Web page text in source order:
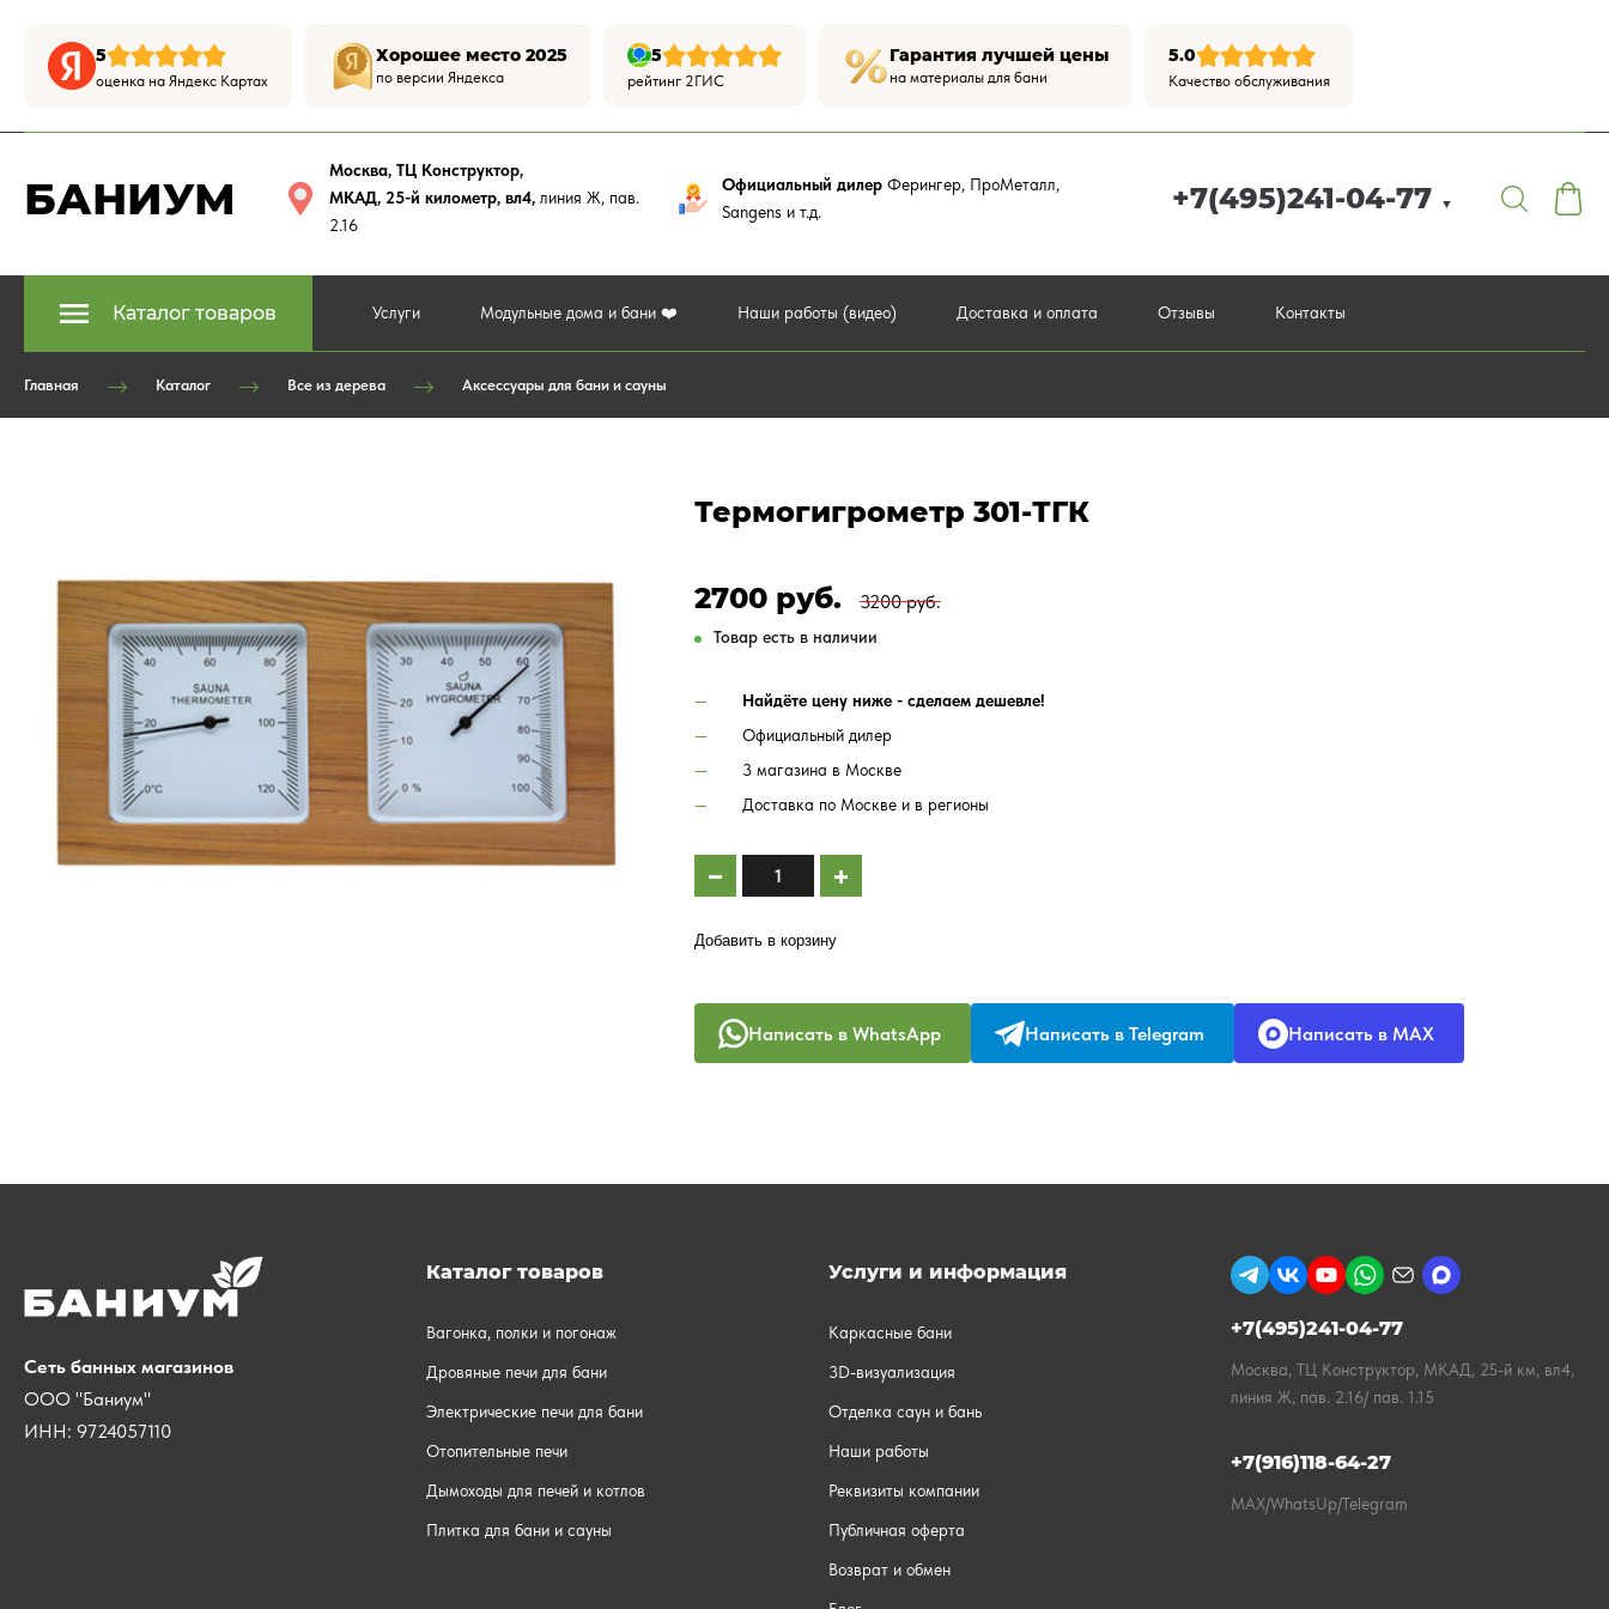
5
оценка на Яндекс Картах
Хорошее место 2025
по версии Яндекса
5
рейтинг 2ГИС
Гарантия лучшей цены
на материалы для бани
5.0
Качество обслуживания
БАНИУМ
Москва, ТЦ Конструктор,
МКАД, 25-й километр, вл4, линия Ж, пав.
2.16
Официальный дилер Ферингер, ПроМеталл,
Sangens и т.д.
+7(495)241-04-77 ▼
Каталог товаров Услуги Модульные дома и бани ❤️ Наши работы (видео) Доставка и оплата Отзывы Контакты
Главная Каталог Все из дерева Аксессуары для бани и сауны
Термогигрометр 301-ТГК
2700 руб. 3200 руб.
Товар есть в наличии
Найдёте цену ниже - сделаем дешевле!
Официальный дилер
3 магазина в Москве
Доставка по Москве и в регионы
Добавить в корзину
Написать в WhatsApp Написать в Telegram Написать в MAX
Сеть банных магазинов
ООО "Баниум"
ИНН: 9724057110
Каталог товаров
Вагонка, полки и погонаж
Дровяные печи для бани
Электрические печи для бани
Отопительные печи
Дымоходы для печей и котлов
Плитка для бани и сауны
Услуги и информация
Каркасные бани
3D-визуализация
Отделка саун и бань
Наши работы
Реквизиты компании
Публичная оферта
Возврат и обмен
+7(495)241-04-77
Москва, ТЦ Конструктор, МКАД, 25-й км, вл4,
линия Ж, пав. 2.16/ пав. 1.15
+7(916)118-64-27
MAX/WhatsUp/Telegram